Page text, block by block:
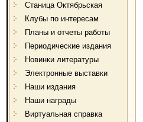
Станица Октябрьская
Клубы по интересам
Планы и отчеты работы
Периодические издания
Новинки литературы
Электронные выставки
Наши издания
Наши награды
Виртуальная справка